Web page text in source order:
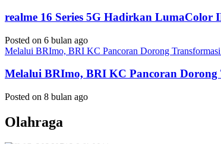
realme 16 Series 5G Hadirkan
Posted on 6 bulan ago
Melalui BRImo, BRI KC Pancoran Dorong
Melalui BRImo, BRI KC Pancoran
Posted on 8 bulan ago
Olahraga